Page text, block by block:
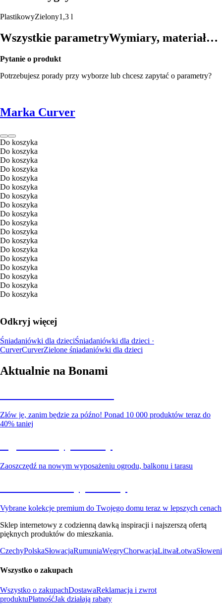
PlastikowyZielony1,3 l
Wszystkie parametryWymiary, materiał…
Pytanie o produkt
Potrzebujesz porady przy wyborze lub chcesz zapytać o parametry?
Marka Curver
Do koszyka
Do koszyka
Do koszyka
Do koszyka
Do koszyka
Do koszyka
Do koszyka
Do koszyka
Do koszyka
Do koszyka
Do koszyka
Do koszyka
Do koszyka
Do koszyka
Do koszyka
Do koszyka
Do koszyka
Do koszyka
Odkryj więcej
Śniadaniówki dla dzieciŚniadaniówki dla dzieci ·
CurverCurverZielone śniadaniówki dla dzieci
Aktualnie na Bonami
Złów je, zanim będzie za późno! Ponad 10 000 produktów teraz do
40% taniej
Zaoszczędź na nowym wyposażeniu ogrodu, balkonu i tarasu
Vybrane kolekcje premium do Twojego domu teraz w lepszych cenach
Sklep internetowy z codzienną dawką inspiracji i najszerszą ofertą
pięknych produktów do mieszkania.
CzechyPolskaSłowacjaRumuniaWęgryChorwacjaLitwaŁotwa
Wszystko o zakupach
Wszystko o zakupachDostawaReklamacja i zwrot
produktuPłatnośćJak działają rabaty